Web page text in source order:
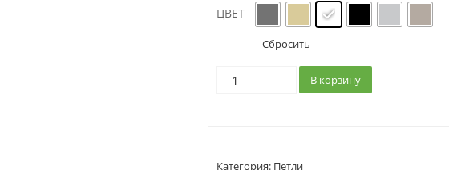
ЦВЕТ
Сбросить
В корзину
Категория: Петли